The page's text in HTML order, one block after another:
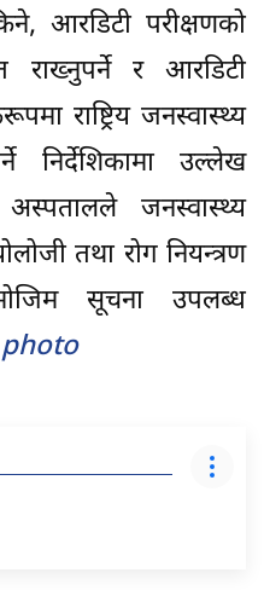
आरडिटी परीक्षणको
र आरडिटी
राष्ट्रिय जनस्वास्थ्य
निर्देशिकामा उल्लेख
जनस्वास्थ्य
तथा रोग नियन्त्रण
सूचना उपलब्ध